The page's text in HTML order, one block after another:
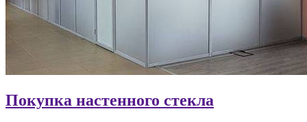
Покупка настенного стекла